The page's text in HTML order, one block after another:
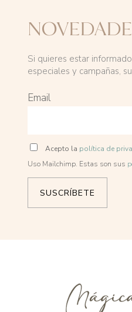
Si quieres estar
especiales y campañas,
Email
Acepto la política de
Uso Mailchimp. Estas son sus